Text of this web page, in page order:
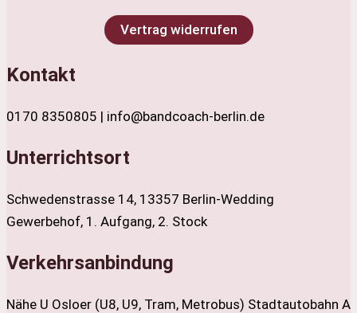
Vertrag widerrufen
Kontakt
0170 8350805 | info@bandcoach-berlin.de
Unterrichtsort
Schwedenstrasse 14, 13357 Berlin-Wedding
Gewerbehof, 1. Aufgang, 2. Stock
Verkehrsanbindung
Nähe U Osloer (U8, U9, Tram, Metrobus) Stadtautobahn A